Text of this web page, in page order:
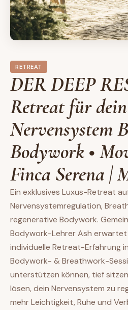
RETREAT
DER DEEP
Retreat für dein
Nervensystem
Bodywork •
Finca Serena |
Ein exklusives Luxus-Retreat
Nervensystemregulation,
regenerative Bodywork.
Bodywork-Lehrer Ash
individuelle Retreat-Erfahrung
Bodywork- & Breathwork-
unterstützen können, tief
lösen, dein Nervensystem zu
mehr Leichtigkeit, Ruhe und